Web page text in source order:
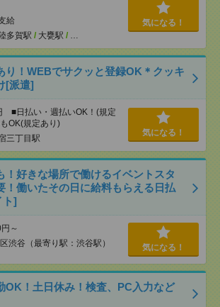
給
多賀駅 / 大甕駅 / …
気になる！
り！WEBでサクッと登録OK＊クッキ
[派遣]
■日払い・週払いOK！(規定
OK(規定あり)
三丁目駅
気になる！
！好きな場所で働けるイベントスタ
働いたその日に給料もらえる日払
ト]
～
渋谷（最寄り駅：渋谷駅） 気になる！
OK！土日休み！検査、PC入力など